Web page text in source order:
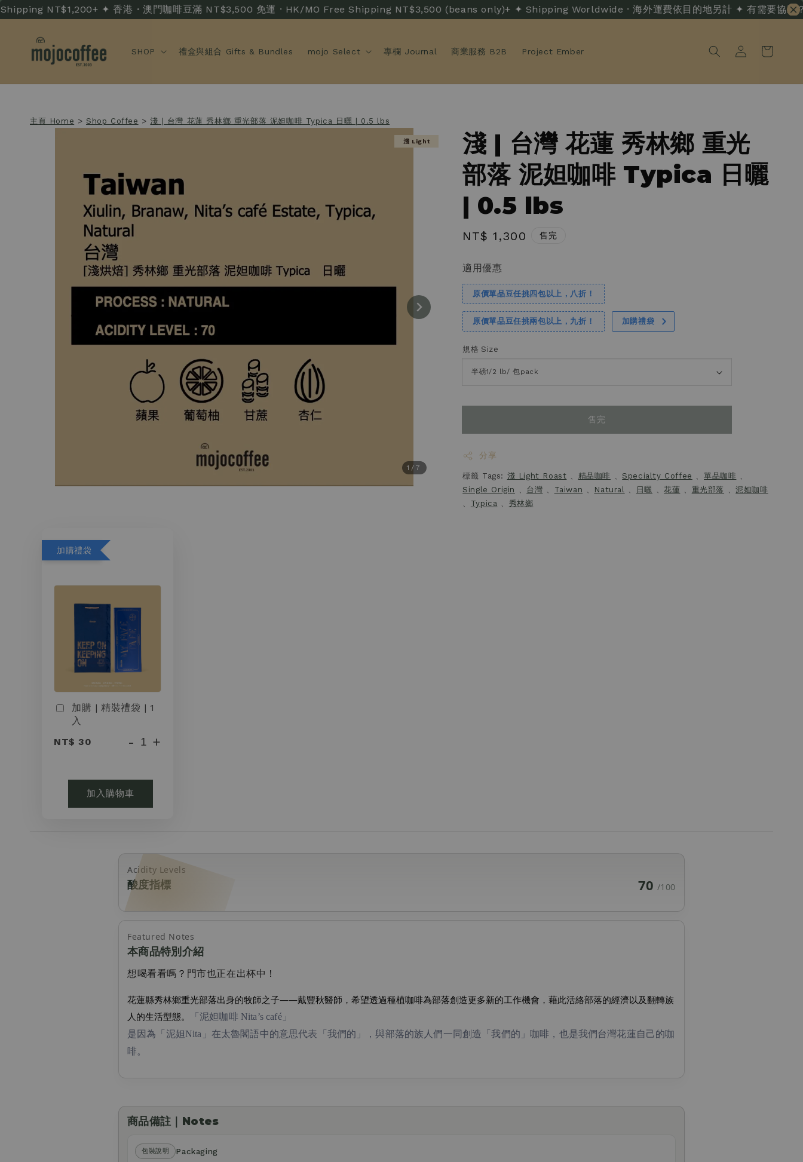
NT$1,200+ ✦ 香港・澳門咖啡豆滿 NT$3,500 免運 · HK/MO Free Shipping NT$3,500 (beans only)+ ✦ Shipping Worldwide · 海外運費依目的地另計 ✦ 有需要協助？ ·
SHOP 禮盒與組合 Gifts & Bundles mojo Select 專欄 Journal 商業服務 B2B Project Ember
主頁 Home > Shop Coffee >淺 | 台灣 花蓮 秀林鄉 重光部落 泥妲咖啡 Typica 日曬 | 0.5 lbs
1/7
淺 Light
淺 | 台灣 花蓮 秀林鄉 重光
部落 泥妲咖啡 Typica 日曬
| 0.5 lbs
Regular
NT$ 1,300 售完
適用優惠
原價單品豆任挑四包以上，八折！
原價單品豆任挑兩包以上，九折！ 加購禮袋
規格 Size
售完
分享
標籤 Tags: 淺 Light Roast 、 精品咖啡 、 Specialty Coffee 、單品咖啡 、
Single Origin
、 台灣 、 Taiwan 、 Natural 、 日曬 、花蓮 、 重光部落 、泥妲咖啡
、 Typica 、 秀林鄉
加購禮袋
加購 | 精裝禮袋 | 1
入
NT$ 30
- +
加入購物車
Acidity Levels
酸度指標 70 /100
Featured Notes
本商品特別介紹
想喝看看嗎？門市也正在出杯中！
花蓮縣秀林鄉重光部落出身的牧師之子——戴豐秋醫師，希望透過種植咖啡為部落創造更多新的工作機會，藉此活絡部落的經濟以及翻轉族
人的生活型態。
「泥妲咖啡 Nita’s café」
是因為「泥妲Nita」在太魯閣語中的意思代表「我們的」，與部落的族人們一同創造「我們的」咖啡，也是我們台灣花蓮自己的咖
啡。
商品備註｜Notes
包裝說明
Packaging